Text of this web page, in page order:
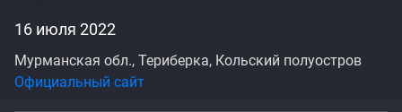
16 июля 2022
Мурманская обл., Териберка, Кольский полуостров
Официальный сайт